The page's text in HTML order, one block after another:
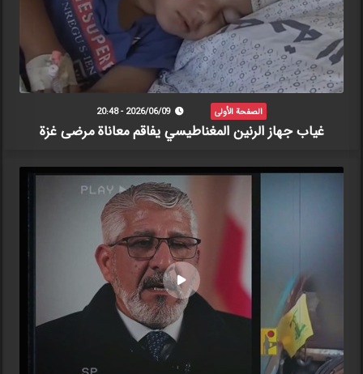
الصفحة الأولى 2026/06/09 - 20:48
غياب جهاز الرنين المغناطيسي يفاقم معاناة مرضى غزة